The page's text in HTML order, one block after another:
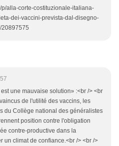
p/alla-corte-costituzionale-italiana-
dei-vaccini-prevista-dal-disegno-
une mauvaise solution» :<br /> <br
de l'utilité des vaccins, les
du Collège national des généralistes
position contre l'obligation
contre-productive dans la
un climat de confiance.<br /> <br />